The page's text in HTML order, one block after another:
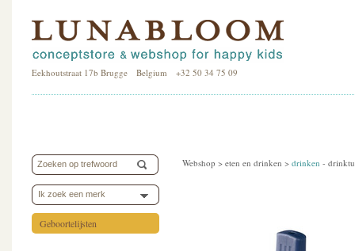
Eekhoutstraat 17b Brugge Belgium +32 50 34 75 09
Ik zoek een merk
Geboortelijsten
Webshop > eten en drinken > drinken -